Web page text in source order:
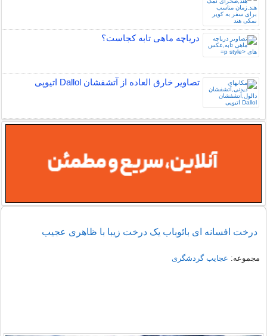
دریاچه ماهی تابه کجاست؟
تصاویر خارق العاده از آتشفشان Dallol اتیوپی
درخت افسانه ای بائوباب یک درخت زیبا با ظاهری عجیب
مجموعه: عجایب گردشگری